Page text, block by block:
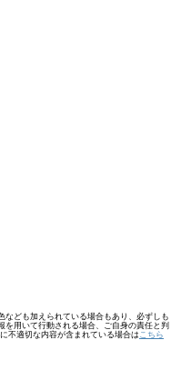
ども加えられている場合もあり、必ずしも
を用いて行動される場合、ご自身の責任と判
不適切な内容が含まれている場合は こちら